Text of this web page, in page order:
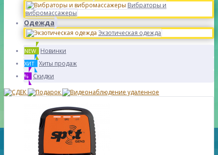
Вибраторы и
вибромассажеры
Одежда
Экзотическая одежда
NEW Новинки
ХИТ Хиты продаж
% Скидки